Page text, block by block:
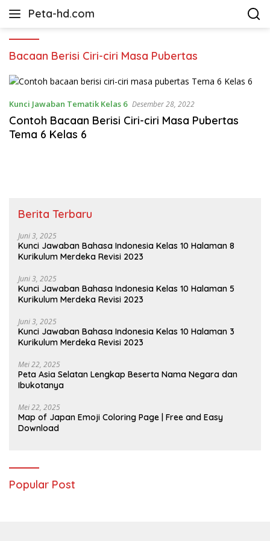
Peta-hd.com
Kumpulan
HD
Bacaan Berisi Ciri-ciri Masa Pubertas
Kunci Jawaban Tematik Kelas 6 Desember 28, 2022
Contoh Bacaan Berisi Ciri-ciri Masa Pubertas
Tema 6 Kelas 6
Berita Terbaru
Juni 3, 2025
Kunci Jawaban Bahasa Indonesia Kelas 10 Halaman 8
Kurikulum Merdeka Revisi 2023
Juni 3, 2025
Kunci Jawaban Bahasa Indonesia Kelas 10 Halaman 5
Kurikulum Merdeka Revisi 2023
Juni 3, 2025
Kunci Jawaban Bahasa Indonesia Kelas 10 Halaman 3
Kurikulum Merdeka Revisi 2023
Mei 22, 2025
Peta Asia Selatan Lengkap Beserta Nama Negara dan
Ibukotanya
Mei 22, 2025
Map of Japan Emoji Coloring Page | Free and Easy
Download
Popular Post